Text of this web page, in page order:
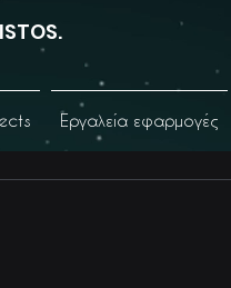
Εργαλεία εφαρμογές